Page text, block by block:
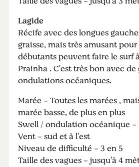
Lagide
Récife avec des longues
graisse, mais très amusant pour
débutants peuvent faire le surf
Prainha . C'est très bon avec de
ondulations océaniques.
Marée - Toutes les marées ,
marée basse, de plus en plus
Swell / ondulation océanique
Vent - sud et à l'est
Niveau de difficulté - 3 en 5
Taille des vagues - jusqu'à 4